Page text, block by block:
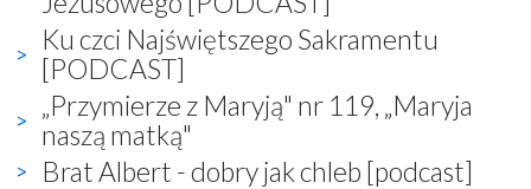
Ku czci Najświętszego Sakramentu
[PODCAST]
„Przymierze z Maryją" nr 119, „Maryja
naszą matką"
Brat Albert - dobry jak chleb [podcast]